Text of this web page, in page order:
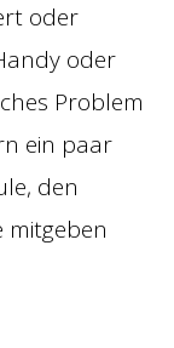
oder
oder
Problem
ein paar
den
mitgeben